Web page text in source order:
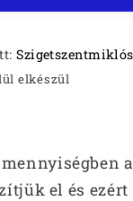
Szigetszentmiklós
elkészül
el és